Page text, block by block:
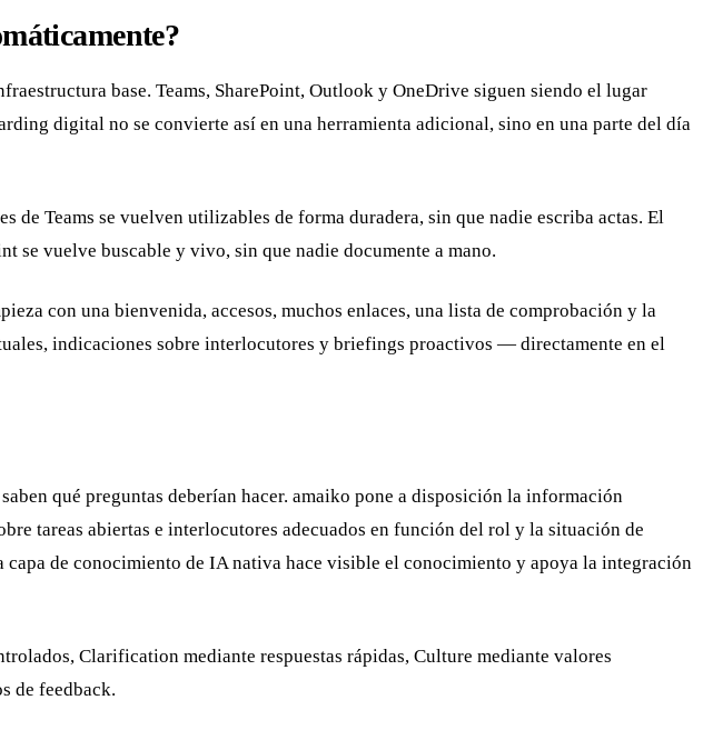
base. Teams, SharePoint, Outlook y OneDrive siguen siendo el lugar
digital no se convierte así en una herramienta adicional, sino en una parte del día
Teams se vuelven utilizables de forma duradera, sin que nadie escriba actas. El
se vuelve buscable y vivo, sin que nadie documente a mano.
con una bienvenida, accesos, muchos enlaces, una lista de comprobación y la
indicaciones sobre interlocutores y briefings proactivos — directamente en el
qué preguntas deberían hacer. amaiko pone a disposición la información
tareas abiertas e interlocutores adecuados en función del rol y la situación de
de conocimiento de IA nativa hace visible el conocimiento y apoya la integración
Clarification mediante respuestas rápidas, Culture mediante valores
de feedback.